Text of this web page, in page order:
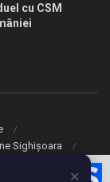
cu CSM
Sighișoara
✕